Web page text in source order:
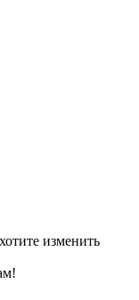
изменить